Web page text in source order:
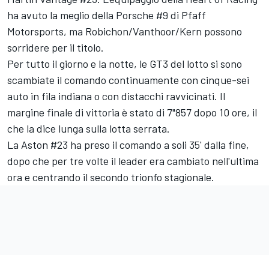
ha avuto la meglio della Porsche #9 di Pfaff
Motorsports, ma Robichon/Vanthoor/Kern possono
sorridere per il titolo.
Per tutto il giorno e la notte, le GT3 del lotto si sono
scambiate il comando continuamente con cinque-sei
auto in fila indiana o con distacchi ravvicinati. Il
margine finale di vittoria è stato di 7"857 dopo 10 ore, il
che la dice lunga sulla lotta serrata.
La Aston #23 ha preso il comando a soli 35' dalla fine,
dopo che per tre volte il leader era cambiato nell'ultima
ora e centrando il secondo trionfo stagionale.